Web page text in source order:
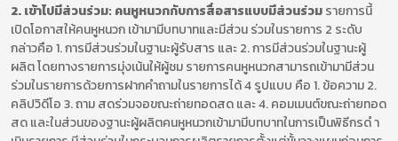
2. เข้าไปมีส่วนร่วม: คนหูหนวกกับการสื่อสารแบบมีส่วนร่วมรายการนี้
เปิดโอกาสให้คนหูหนวก เข้ามามีบทบาทและมีส่วน ร่วมในรายการ 2 ระดับ
กล่าวคือ 1. การมีส่วนร่วมในฐานะผู้รับสาร และ 2. การมีส่วนร่วมในฐานะผู้
ผลิต โดยทางรายการมุ่งเน้นให้ผู้ชม รายการคนหูหนวกสามารถเข้ามามีส่วน
ร่วมในรายการด้วยการฝากคำถามในรายการได้ 4 รูปแบบ คือ 1. ข้อความ 2.
คลิปวิดีโอ 3. ถาม สดร่วมจอขณะถ่ายทอดสด และ 4. คอมเมนต์ขณะถ่ายทอด
สด และในส่วนของฐานะผู้ผลิตคนหูหนวกเข้ามามีบทบาทในการเป็นพิธีกรดํ า